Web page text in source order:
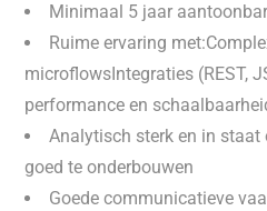
Minimaal 5 jaar
Ruime ervaring
microflowsIntegraties (REST,
performance en
Analytisch sterk en in staat
goed te onderbouwen
Goede communicatieve